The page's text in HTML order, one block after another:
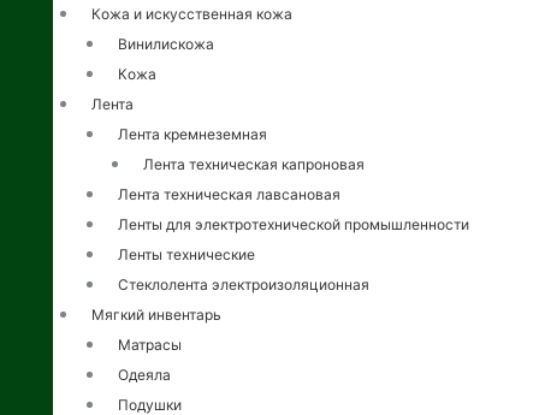
Кожа и искусственная кожа
Винилискожа
Кожа
Лента
Лента кремнеземная
Лента техническая капроновая
Лента техническая лавсановая
Ленты для электротехнической промышленности
Ленты технические
Стеклолента электроизоляционная
Мягкий инвентарь
Матрасы
Одеяла
Подушки